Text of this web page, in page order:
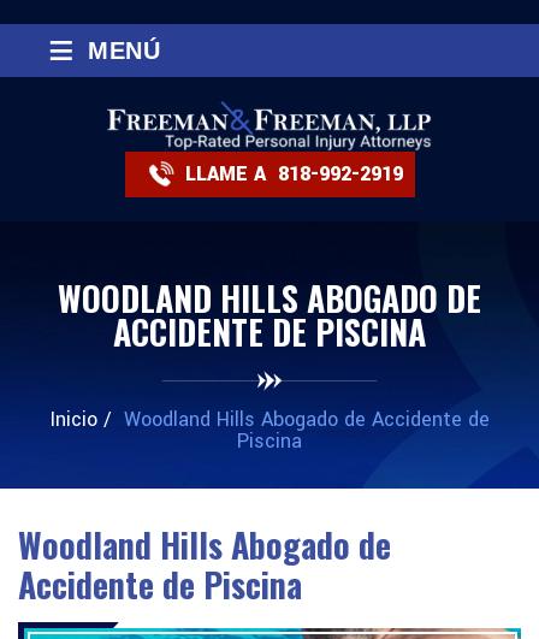
LLAME A 818-992-2919
≡ MENÚ
WOODLAND HILLS ABOGADO DE
ACCIDENTE DE PISCINA
Inicio/ Woodland Hills Abogado de Accidente de
Piscina
Woodland Hills Abogado de
Accidente de Piscina